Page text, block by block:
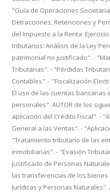
"Guía de Operaciones
Detracciones, Retenciones y
del Impuesto a la Renta:
tributarios: Análisis de la Ley
patrimonial no justificado". -
Tributarias". - "Pérdidas
Contables". - "Fiscalización
El uso de las cuentas
personales". AUTOR de los
aplicación del Crédito Fiscal". -
General a las Ventas". -
"Tratamiento tributario de las
inmobiliarias". - "Evasión
Justificado de Personas
las transferencias de los
Jurídicas y Personas